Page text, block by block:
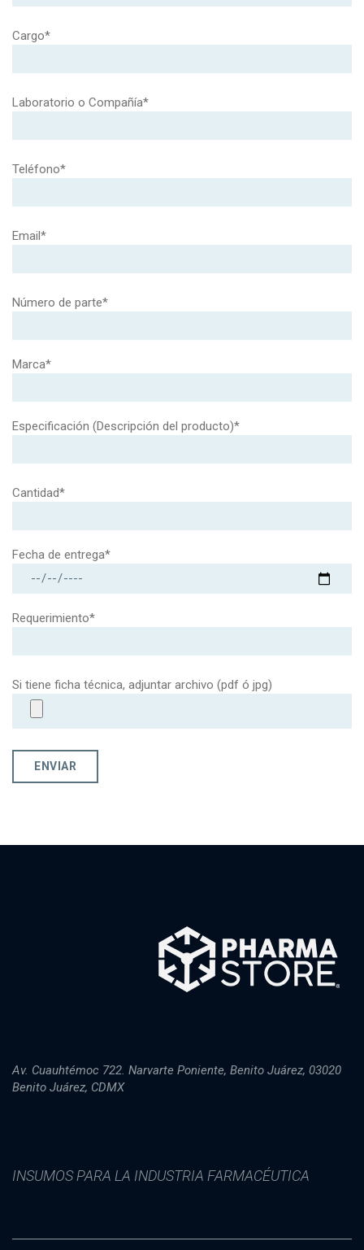
Cargo*
Laboratorio o Compañía*
Teléfono*
Email*
Número de parte*
Marca*
Especificación (Descripción del producto)*
Cantidad*
Fecha de entrega*
Requerimiento*
Si tiene ficha técnica, adjuntar archivo (pdf ó jpg)
Av. Cuauhtémoc 722. Narvarte Poniente, Benito Juárez, 03020
Benito Juárez, CDMX
INSUMOS PARA LA INDUSTRIA FARMACÉUTICA